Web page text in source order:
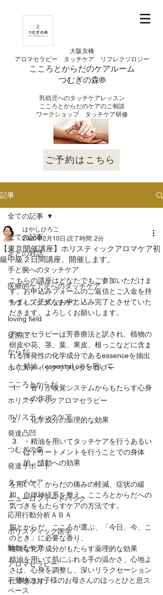
大阪京橋
アロマセラピー タッチケア
リフレクソロジー
こころとからだのケアルーム
つむぎの​森®︎
​乳幼児へのタッチケアレッスン
こころとからだのケアのご相談
​ワークショップ タッチケア研修
ご予約はこちら
記事
全ての記事
足との対話
手と腕へのタッチケア
医療的ケア児へのタッチケア
ラヴィングタッチケア
loving field
徒然に
からだ
ホリスティックリフレクソロジー
こころとからだ
ホリスティックアロマセラピー
ホリスティックケア
発達凸凹
つむぎの森
発達サポート
タッチケア
ニューロフィードバック
応用行動分析ＡＢＡ
ホリスティック医学
触れるケア
アロマセラピー
不登校のお子様のお母さんのほっとひと息ス
ペース
全ての記事
【東京開催講座】ホリスティックアロマケア初
級中級２日間講座、開催します。
はやしひろこ
2020年2月10日 読了時間: 2分
こちらの講座はどなたでもご参加いただけま
す。お申込みフォームのご返信とご入金を持
ちまして正式なお申し込み完了とさせていた
だきます。よろしくお願いします。
アロマセラピーは芳香療法と訳され、植物の
樹皮や花、茎、葉、果皮、根っこなどに含ま
れる揮発性の化学成分であるessenceを抽出
した精油（essential oil)を用いて
・香りが嗅覚システムからもたらす心身
への作用
・化学成分の薬理的な効果
・精油を用いてタッチケアを行うあるい
はトリートメントを行うことでの身体
的、情動への効果
を用いて、からだの痛みの軽減、症状の緩
和、自律神経系を整え、こころとからだへの
気づきをもたらすケアの方法です。
脳とからだ、こころが選ぶ、「今日、今、こ
のとき」に必要な香り、
複雑な化学成分がもたらす薬理的な効果
精油を用いて肌にふれる手の温かさ、心地よ
さは、心身を調整し、深いリラクセーション
に導きます。